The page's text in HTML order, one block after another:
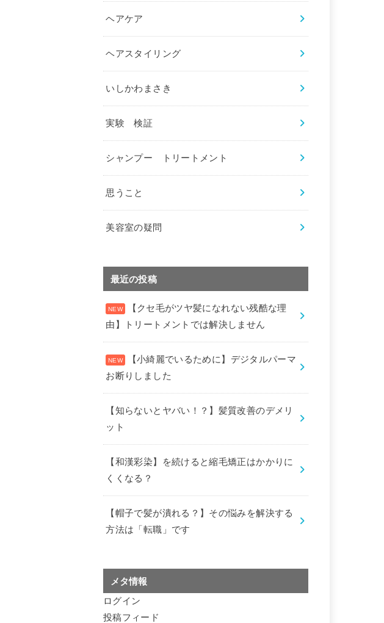
ヘアケア
ヘアスタイリング
いしかわまさき
実験 検証
シャンプー トリートメント
思うこと
美容室の疑問
最近の投稿
【クセ毛がツヤ髪になれない残酷な理
由】トリートメントでは解決しません
【小綺麗でいるために】デジタルパーマ
お断りしました
【知らないとヤバい！？】髪質改善のデメリ
ット
【和漢彩染】を続けると縮毛矯正はかかりに
くくなる？
【帽子で髪が潰れる？】その悩みを解決する
方法は「転職」です
メタ情報
ログイン
投稿フィード